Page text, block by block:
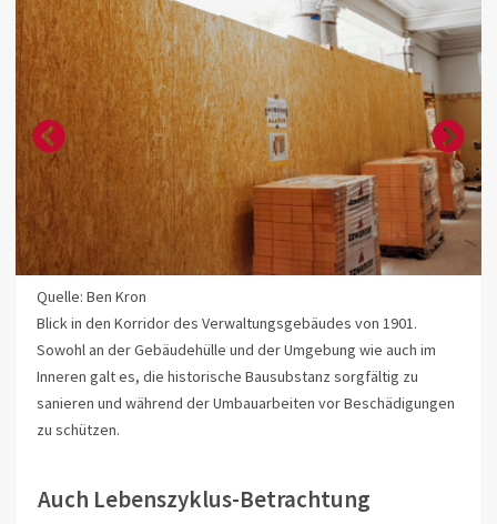
Quelle: Ben Kron
Blick in den Korridor des Verwaltungsgebäudes von 1901.
Sowohl an der Gebäudehülle und der Umgebung wie auch im
Inneren galt es, die historische Bausubstanz sorgfältig zu
sanieren und während der Umbauarbeiten vor Beschädigungen
zu schützen.
Auch Lebenszyklus-Betrachtung